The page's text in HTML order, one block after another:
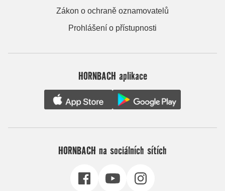
Zákon o ochraně oznamovatelů
Prohlášení o přístupnosti
HORNBACH aplikace
HORNBACH na sociálních sítích